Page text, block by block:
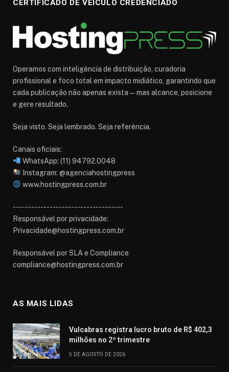
CERTIFICADO DE VEÍCULO CREDENCIADO
Operamos com inteligência de distribuição, curadoria
profissional e foco total em impacto midiático, garantindo que
cada publicação não apenas exista — mas alcance, posicione
e gere resultado.
Seja visto. Seja lembrado. Seja referência.
Canais oficiais:
WhatsApp: (11) 94792.0048
Instagram: @agenciahostingpress
www.hostingpress.com.br⁠
------------------------------------
Responsável por privacidade:
Privacidade@hostingpress.com.br
Responsável por SLA e Compliance
compliance@hostingpress.com.br
AS MAIS LIDAS
Vulcabras registra lucro bruto de R$ 402,3
milhões no 2º trimestre
5 DE AGOSTO DE 2026